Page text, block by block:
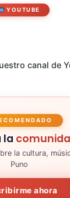
YOUTUBE
canal de
la
la cultura,
Puno
ahora